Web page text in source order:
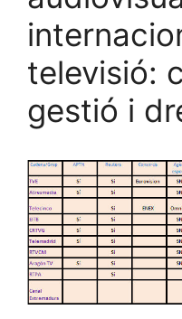
televisió:
gestió i